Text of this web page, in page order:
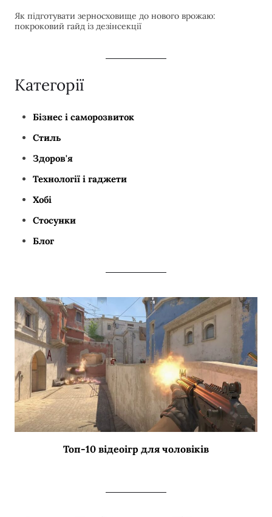
Як підготувати зерносховище до нового врожаю:
покроковий гайд із дезінсекції
Категорії
Бізнес і саморозвиток
Стиль
Здоров'я
Технології і гаджети
Хобі
Стосунки
Блог
Топ-10 відеоігр для чоловіків